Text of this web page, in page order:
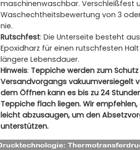
maschinenwaschbar. Verschleißfest
Waschechtheitsbewertung von 3
nie.
Rutschfest: Die Unterseite besteht
Epoxidharz für einen rutschfesten
längere Lebensdauer.
Hinweis: Teppiche werden zum
Versandvorgangs vakuumversiegelt
dem Öffnen kann es bis zu 24
Teppiche flach liegen. Wir
leicht abzusaugen, um den
unterstützen.